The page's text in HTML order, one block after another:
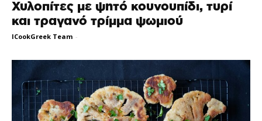
Χυλοπίτες με ψητό κουνουπίδι, τυρί
και τραγανό τρίμμα ψωμιού
ICookGreek Team -